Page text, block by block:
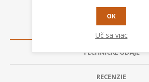
POPIS
TECHNICKÉ ÚDAJE
RECENZIE
OK
Uč sa viac